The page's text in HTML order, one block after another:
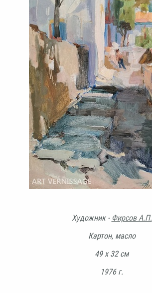
Художник - Фирсов А.П.
Картон, масло
49 х 32 см
1976 г.